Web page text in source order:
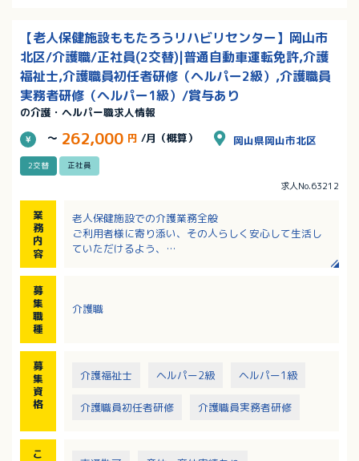
【老人保健施設ももたろうリハビリセンター】岡山市
北区/介護職/正社員(2交替)|普通自動車運転免許,介護
福祉士,介護職員初任者研修（ヘルパー2級）,介護職員
実務者研修（ヘルパー1級）/賞与あり
の介護・ヘルパー職求人情報
～ 262,000 円 /月（概算） 岡山県岡山市北区
2交替 正社員
求人No.63212
業
務
内
容
老人保健施設での介護業務全般
ご利用者様に寄り添い、その人らしく安心して生活し
ていただけるよう、
・入浴介助
募
集
職
種
介護職
募
集
資
格
介護福祉士 ヘルパー2級 ヘルパー1級
介護職員初任者研修 介護職員実務者研修
こ